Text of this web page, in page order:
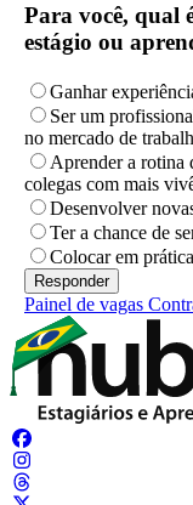
Para você, qual
estágio ou
Ganhar
Ser um
no mercado de
Aprender a rotina
colegas com mais
Desenvolver
Ter a chance de
Colocar em
Painel de vagas